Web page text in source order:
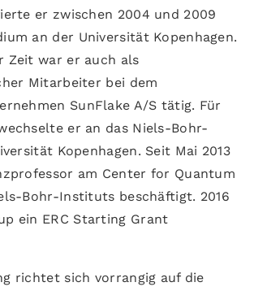
er zwischen 2004 und 2009
an der Universität Kopenhagen.
Zeit war er auch als
Mitarbeiter bei dem
SunFlake A/S tätig. Für
er an das Niels-Bohr-
Kopenhagen. Seit Mai 2013
am Center for Quantum
Bohr-Instituts beschäftigt. 2016
ein ERC Starting Grant
richtet sich vorrangig auf die